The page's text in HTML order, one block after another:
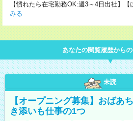
【慣れたら在宅勤務OK:週3～4日出社】
みる
あなたの閲覧履歴から
未読
【オープニング募集】おばあ
き添いも仕事の1つ